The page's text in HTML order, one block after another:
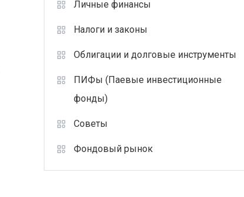
Личные финансы
Налоги и законы
Облигации и долговые инструменты
ПИФы (Паевые инвестиционные
фонды)
Советы
Фондовый рынок